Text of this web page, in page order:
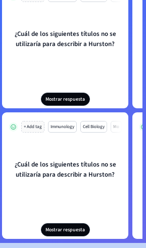
¿Cuál de los siguientes títulos no se
utilizaría para describir a Hurston?
Mostrar respuesta
+ Add tag Immunology Cell Biology Mo
¿Cuál de los siguientes títulos no se
utilizaría para describir a Hurston?
Mostrar respuesta